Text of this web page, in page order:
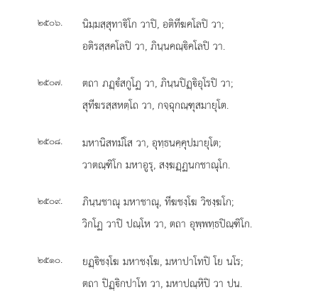
๒๕๐๖.
นิมฺมสฺสุทาิโก วาปิ, อติทีฆคโลปิ วา;
อติรสฺสคโลปิ วา, ภินฺนคณฺิคโลปิ วา.
๒๕๐๗.
ตถา ภฏฺํสกูโฏ วา, ภินฺนปิฏฺิอุโรปิ วา;
สุทีฆรสฺสหตฺโถ วา, กจฺฉุกณฺฑุสมายุโต.
๒๕๐๘.
มหานิสทมํโส วา, อุทฺธนคฺคุปมายุโต;
วาตณฺฑิโก มหาอูรุ, สงฺฆฏฺฏนกชาณุโก.
๒๕๐๙.
ภินฺนชาณุ มหาชาณุ, ทีฆชงฺโฆ วิชงฺฆโก;
วิกโฏ วาปิ ปณฺโห วา, ตถา อุพฺพทฺธปิณฺฑิโก.
๒๕๑๐.
ยฏฺิชงฺโฆ มหาชงฺโฆ, มหาปาโทปิ โย นโร;
ตถา ปิฏฺิกปาโท วา, มหาปณฺหิปิ วา ปน.